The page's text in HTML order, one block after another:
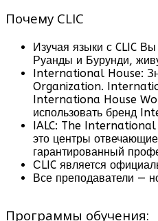
Почему СLIC
Изучая языки с CLIC
Руанды и Бурунди,
International House:
Organization.
Internationa House
использовать бренд
IALC: The International
это центры
гарантированный
СLIC является
Все преподаватели —
Программы обучения: